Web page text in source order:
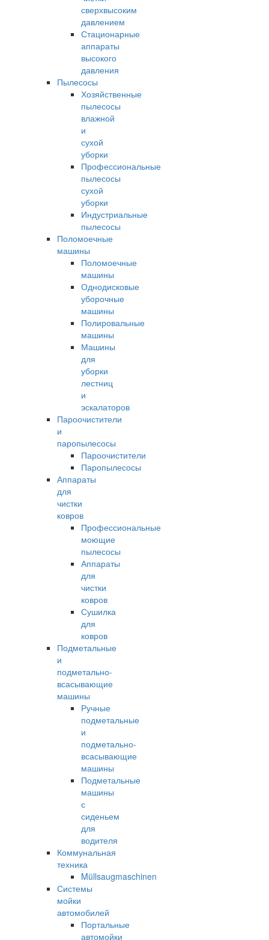
сверхвысоким
давлением
Стационарные
аппараты
высокого
давления
Пылесосы
Хозяйственные
пылесосы
влажной
и
сухой
уборки
Профессиональные
пылесосы
сухой
уборки
Индустриальные
пылесосы
Поломоечные
машины
Поломоечные
машины
Однодисковые
уборочные
машины
Полировальные
машины
Машины
для
уборки
лестниц
и
эскалаторов
Пароочистители
и
паропылесосы
Пароочистители
Паропылесосы
Аппараты
для
чистки
ковров
Профессиональные
моющие
пылесосы
Аппараты
для
чистки
ковров
Сушилка
для
ковров
Подметальные
и
подметально-
всасывающие
машины
Ручные
подметальные
и
подметально-
всасывающие
машины
Подметальные
машины
с
сиденьем
для
водителя
Коммунальная
техника
Müllsaugmaschinen
Системы
мойки
автомобилей
Портальные
автомойки